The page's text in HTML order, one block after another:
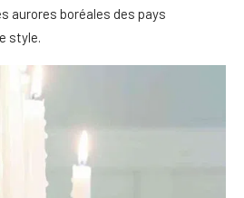
aurores boréales des pays
style.